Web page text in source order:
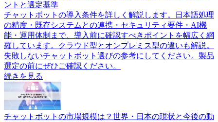
ントと選定基準
チャットボットの導入条件を詳しく解説します。日本語処理
の精度・既存システムとの連携・セキュリティ要件・AI機
能・運用体制まで、導入前に確認すべきポイントを幅広く網
羅しています。クラウド型とオンプレミス型の違いも解説。
失敗しないチャットボット選びの参考にしてください。製品
選定の前にぜひご確認ください。
続きを見る
チャットボットの市場規模は？世界・日本の現状と今後の動